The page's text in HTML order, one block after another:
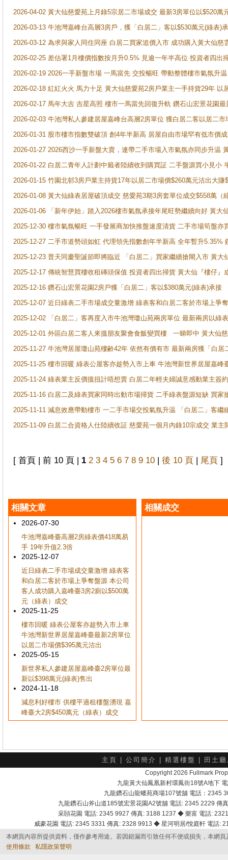
2026-04-02 黃大仙慈愛苑上月錄5宗居二市場成交 最新3房單位以$520萬
2026-03-13 牛池灣嘉峰台高層3房戶，獲「白居二」客以$530萬元(綠表)
2026-03-12 為求與家人同住同座 白居二買家追價入市 成功購入黃大仙
2026-02-25 差估署1月樓價指數按月升0.5% 見逾一年半高位 投資者四
2026-02-19 2026一手新盤市場 一馬當先 交投暢旺 帶動整體樓市氣氛升
2026-02-18 紅紅火火 馬力十足 黃大仙慈愛苑2房戶業主一手持貨29年 以
2026-02-17 馬年大吉 吉星高照 樓市一馬當先回復升軌 鑽石山宏景花園
2026-02-03 牛池灣私人參建居屋嘉峰台高層2房單位 獲白居二客以居二市
2026-01-31 股市樓市指數雙破頂 創4年半新高 居屋自由市場罕有低市價
2026-01-27 2026西沙一手新盤大賣，連帶二手市場入市氣氛亦同步升温
2026-01-22 白居二青年人計劃中籤者陸續收到購買証 二手盤源買小見小
2026-01-15 竹園北邨3房戶業主持貨17年以居二市場價$260萬元沽出大賺
2026-01-08 黃大仙綠表居屋破頂成交 慈愛苑3期3房套單位成交$558萬（
2026-01-06 「新年伊始」踏入2026樓市氣氛承接年尾旺勢繼續向好 黃
2025-12-30 樓市氣氛暢旺 一手發展商加快推盤速度清貨 二手市場筍盤
2025-12-27 二手市道勢頭如虹 代理領先指數創年半新高 全年暫升5.35%
2025-12-23 普天同慶聖誕節即將臨近 「白居二」買家繼續搶閘入市 黃
2025-12-17 傳統智慧買樓收租磚頭保值 投資者四出掃貨 黃大仙『樓仔
2025-12-16 鑽石山宏景花園2房戶獲「白居二」客以$380萬元(綠表)承接
2025-12-07 近日綠表二手市場成交量激增 綠表客和白居二客於市場上
2025-12-02 「白居二」客再度入市牛池灣瓊山苑兩房單位 最新兩房以綠
2025-12-01 外區白居二客人來搵朋友聚會食飯變買樓 一睇即中 黃大仙
2025-11-27 牛池灣居屋瓊山苑樓齢42年 依然有價有市 最新兩房獲「白居
2025-11-25 樓市回暖 綠表公屋客亦趁勢入市上車 牛池灣新世界居屋嘉峰
2025-11-24 綠表業主反價搵扭計唔想賣 白居二年輕夫婦誠意感動業主簽
2025-11-16 白居二及綠表買家同時出動市場掃貨 二手綠表盤源短缺 買
2025-11-11 減息效應帶動樓市 一二手市場交投氣氛升温 「白居二」客
2025-11-09 白居二合資格人仕陸續收証 慈愛苑一個月內錄10宗成交 業
[ 首頁 | 前 10 頁 | 1 2 3 4 5 6 7 8 9 10 | 後 10 頁 | 尾頁 ]
相關文章
2026-07-30
牛池灣嘉峰臺高層2房綠表價418萬易
手 19年升值2.3倍
2025-12-07
近日綠表二手市場成交量激增 綠表客
和白居二客於市場上爭奪盤源 本公司
客人成功購入嘉峰臺3房2廁以$500萬
元（綠表）成交
2025-11-25
樓市回暖 綠表公屋客亦趁勢入市上車
牛池灣新世界居屋嘉峰臺最新2房單位
以居二市場價$395萬元沽出
2025-05-15
新世界私人參建居屋嘉峰臺2房單位最
新以$398萬元(綠表)售出
2024-11-18
減息利好樓市 供樓平過租樓盤湧現 嘉
峰臺大2房$450萬元（綠表）成交
相關成交
主頁 公司簡介 精選樓盤 田土
Copyright 2026 Fullmark
九龍黃大仙鳳凰新村環鳳街18號A地下
九龍鑽石山龍蟠苑商場107號舖 電話：2345
九龍鑽石山斧山道185號宏景花園A2號舖 電話: 2345 2229
采頣花園 電話: 2345 9927 傳真: 3188 1237 ◆ 樂富 電話:
威豪花園 電話: 2345 3331 傳真: 2328 9913 ◆ 星河明居/悅庭軒 電話
本網頁內容所提供資料，僅作參考用途。若因錯漏而引致任何不便或損失，本網
使用條款
私隱政策聲明